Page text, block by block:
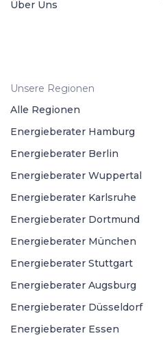
Über Uns
Unsere Regionen
Alle Regionen
Energieberater Hamburg
Energieberater Berlin
Energieberater Wuppertal
Energieberater Karlsruhe
Energieberater Dortmund
Energieberater München
Energieberater Stuttgart
Energieberater Augsburg
Energieberater Düsseldorf
Energieberater Essen